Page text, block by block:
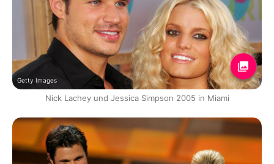
Getty Images
Nick Lachey und Jessica Simpson 2005 in Miami